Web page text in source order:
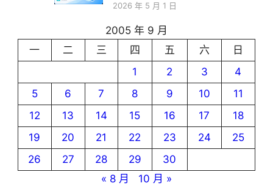
2026 年 5 月 1 日
2005 年 9 月
一
二 三 四 五 六
日
1
2 3
4
5
6 7 8 9 10
11
12
13 14 15 16 17
18
19
20 21 22 23 24
25
26
27 28 29
30
« 8 月
10 月 »